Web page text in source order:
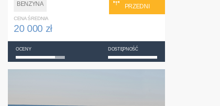
BENZYNA
PRZEDNI
CENA ŚREDNIA
20 000 zł
OCENY DOSTĘPNOŚĆ